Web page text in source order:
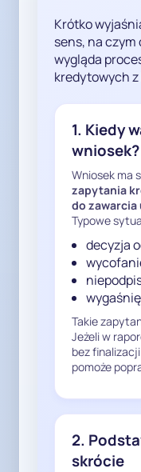
zdolności
2.
Zgodnie z
dane
dłużej,
realizacji
NSA w
6563/21
decyzji
a dalsze
RODO.
W
na
został
Krótko
sens, na czym
wygląda
kredytowych z
1. Kiedy
wniosek?
Wniosek ma
zapytania
do
Typowe
decyzja
Takie
Jeżeli w
bez
pomoże
2.
skrócie